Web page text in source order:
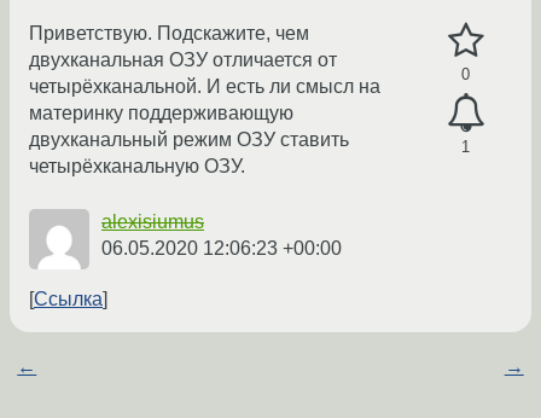
0
1
Приветствую. Подскажите, чем
двухканальная ОЗУ отличается от
четырёхканальной. И есть ли смысл на
материнку поддерживающую
двухканальный режим ОЗУ ставить
четырёхканальную ОЗУ.
alexisiumus
06.05.2020 12:06:23 +00:00
Ссылка
← →